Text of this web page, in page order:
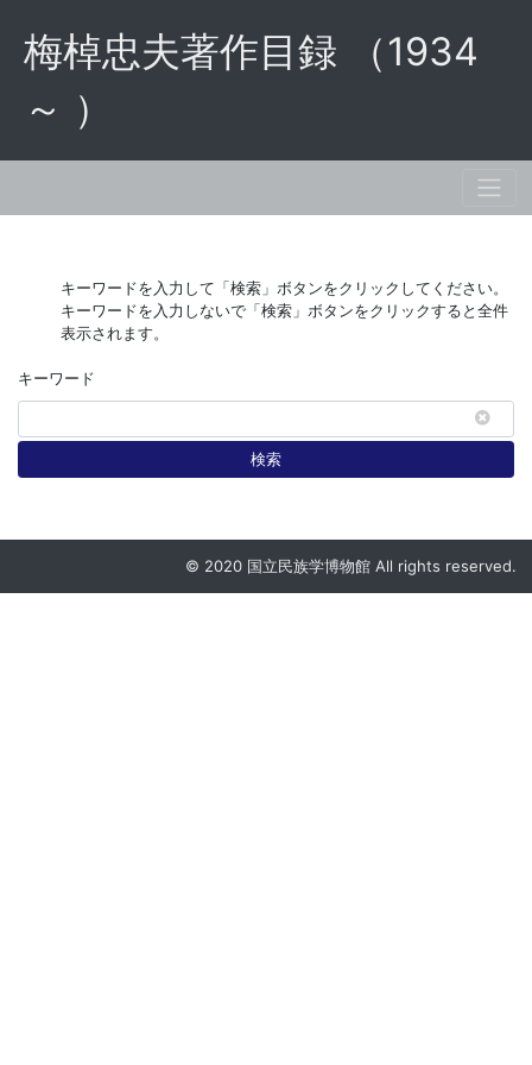
梅棹忠夫著作目録 （1934
～ ）
キーワードを入力して「検索」ボタンをクリックしてください。
キーワードを入力しないで「検索」ボタンをクリックすると全件
表示されます。
キーワード
検索
© 2020 国立民族学博物館 All rights reserved.